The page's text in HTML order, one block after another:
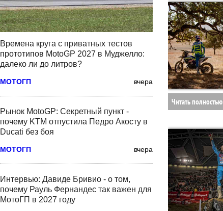
Времена круга с приватных тестов
прототипов MotoGP 2027 в Муджелло:
далеко ли до литров?
МОТОГП вчера
Рынок MotoGP: Секретный пункт -
почему KTM отпустила Педро Акосту в
Ducati без боя
МОТОГП вчера
Интервью: Давиде Бривио - о том,
почему Рауль Фернандес так важен для
МотоГП в 2027 году
Читать полностью